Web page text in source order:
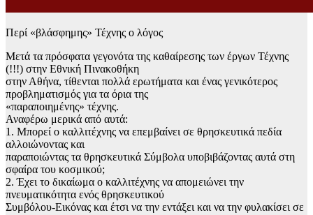
Περί «βλάσφημης» Τέχνης ο λόγος
Μετά τα πρόσφατα γεγονότα της καθαίρεσης των έργων Τέχνης
(!!!) στην Εθνική Πινακοθήκη
στην Αθήνα, τίθενται πολλά ερωτήματα και ένας γενικότερος
προβληματισμός για τα όρια της
«παραποιημένης» τέχνης.
Αναφέρω μερικά από αυτά:
1. Μπορεί ο καλλιτέχνης να επεμβαίνει σε θρησκευτικά πεδία
αλλοιώνοντας και
παραποιώντας τα θρησκευτικά Σύμβολα υποβιβάζοντας αυτά στη
σφαίρα του κοσμικού;
2. Έχει το δικαίωμα ο καλλιτέχνης να απομειώνει την
πνευματικότητα ενός θρησκευτικού
Συμβόλου-Εικόνας και έτσι να την εντάξει και να την φυλακίσει σε